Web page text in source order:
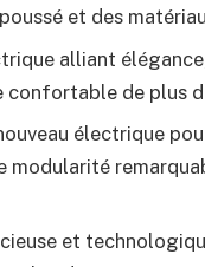
et des
alliant
confortable de plus
électrique
modularité
et